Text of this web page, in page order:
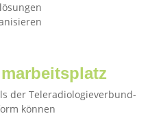
der Teleradiologieverbund-
können